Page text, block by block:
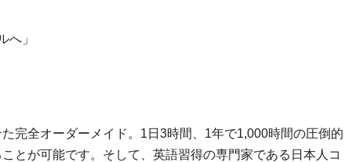
へ」
完全オーダーメイド。1日3時間、1年で1,000時間の圧倒的
とが可能です。そして、英語習得の専門家である日本人コ